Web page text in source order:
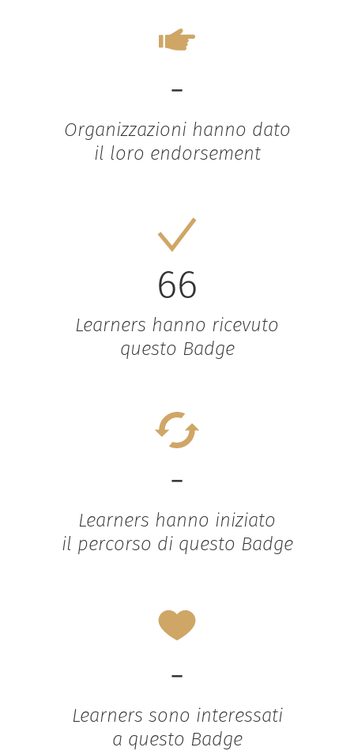
-
Organizzazioni hanno dato
il loro endorsement
66
Learners hanno ricevuto
questo Badge
-
Learners hanno iniziato
il percorso di questo Badge
-
Learners sono interessati
a questo Badge